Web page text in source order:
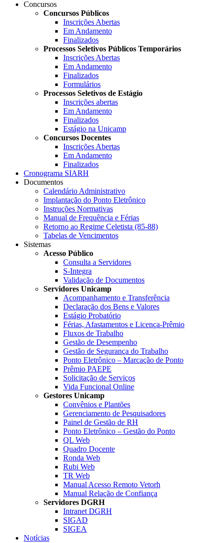
Concursos
Concursos Públicos
Inscrições Abertas
Em Andamento
Finalizados
Processos Seletivos Públicos Temporários
Inscrições Abertas
Em Andamento
Finalizados
Formulários
Processos Seletivos de Estágio
Inscrições abertas
Em Andamento
Finalizados
Estágio na Unicamp
Concursos Docentes
Inscrições Abertas
Em Andamento
Finalizados
Cronograma SIARH
Documentos
Calendário Administrativo
Implantação do Ponto Eletrônico
Instruções Normativas
Manual de Frequência e Férias
Retorno ao Regime Celetista (85-88)
Tabelas de Vencimentos
Sistemas
Acesso Público
Consulta a Servidores
S-Integra
Validação de Documentos
Servidores Unicamp
Acompanhamento e Transferência
Declaração dos Bens e Valores
Estágio Probatório
Férias, Afastamentos e Licença-Prêmio
Fluxos de Trabalho
Gestão de Desempenho
Gestão de Segurança do Trabalho
Ponto Eletrônico – Marcação de Ponto
Prêmio PAEPE
Solicitação de Serviços
Vida Funcional Online
Gestores Unicamp
Convênios e Plantões
Gerenciamento de Pesquisadores
Painel de Gestão de RH
Ponto Eletrônico – Gestão do Ponto
QL Web
Quadro Docente
Ronda Web
Rubi Web
TR Web
Manual Acesso Remoto Vetorh
Manual Relação de Confiança
Servidores DGRH
Intranet DGRH
SIGAD
SIGEA
Notícias